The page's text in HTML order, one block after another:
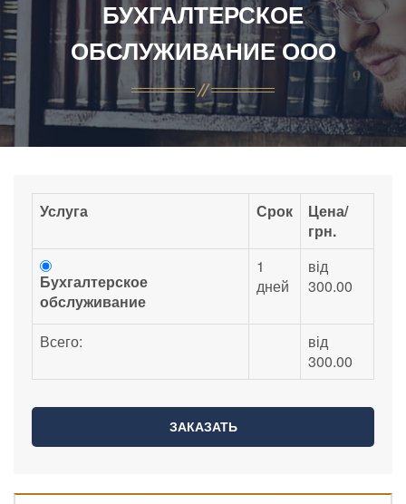
БУХГАЛТЕРСКОЕ
ОБСЛУЖИВАНИЕ ООО
Услуга Срок
Цена/
грн.
Бухгалтерское
обслуживание
1
дней
від
300.00
Всего:
від
300.00